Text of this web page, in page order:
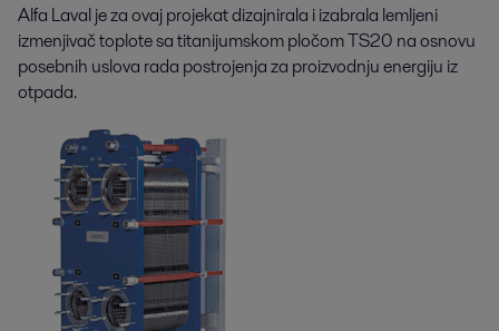
Alfa Laval je za ovaj projekat dizajnirala i izabrala lemljeni
izmenjivač toplote sa titanijumskom pločom TS20 na osnovu
posebnih uslova rada postrojenja za proizvodnju energiju iz
otpada.